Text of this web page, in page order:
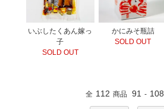
いぶしたくあん嫁っ
子
SOLD OUT
かにみそ瓶詰
SOLD OUT
全 112 商品 91 - 108